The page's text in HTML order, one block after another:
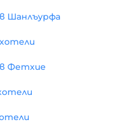
Шанлъурфа
Фетхие